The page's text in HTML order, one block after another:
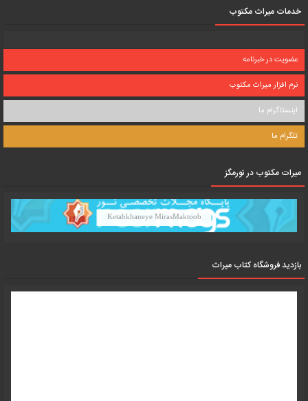
خدمات میراث مکتوب
عضویت در خبرنامه
نرم افزار میراث مکتوب
اینستاگرام ما
تلگرام ما
میرات مکتوب در نورمگز
Ketabkhaneye MirasMaktoob
بازدید فروشگاه کتاب میراث